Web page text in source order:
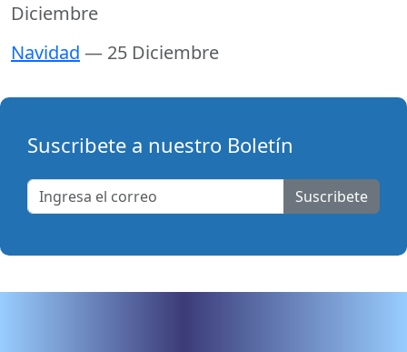
Diciembre
Navidad — 25 Diciembre
Suscribete a nuestro Boletín
Suscribete